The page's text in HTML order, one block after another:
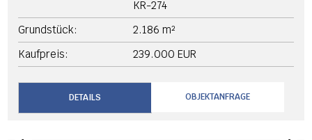
EIN GRUNDSTÜCK FÜR 2 HÄUSER MIT MEERBLICK IN
22202 Rogoznica (Kroatien), Wohngrundstück
Objekt ID: